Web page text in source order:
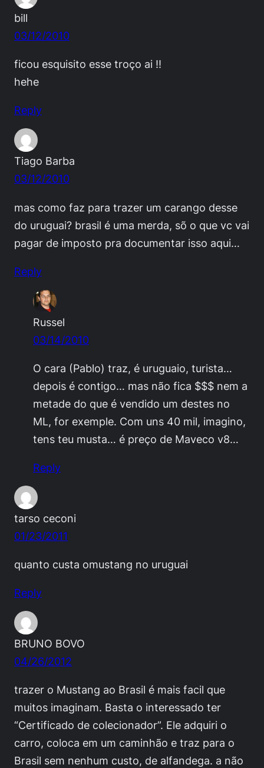
bill
03/12/2010
ficou esquisito esse troço ai !!
hehe
Reply
Tiago Barba
03/12/2010
mas como faz para trazer um carango desse
do uruguai? brasil é uma merda, sõ o que vc vai
pagar de imposto pra documentar isso aqui…
Reply
Russel
03/14/2010
O cara (Pablo) traz, é uruguaio, turista…
depois é contigo… mas não fica $$$ nem a
metade do que é vendido um destes no
ML, for exemple. Com uns 40 mil, imagino,
tens teu musta… é preço de Maveco v8…
Reply
tarso ceconi
01/23/2011
quanto custa omustang no uruguai
Reply
BRUNO BOVO
04/26/2012
trazer o Mustang ao Brasil é mais facil que
muitos imaginam. Basta o interessado ter
“Certificado de colecionador”. Ele adquiri o
carro, coloca em um caminhão e traz para o
Brasil sem nenhum custo, de alfandega. a não